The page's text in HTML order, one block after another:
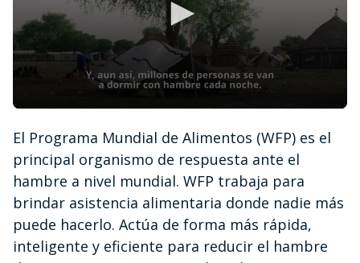
of
minute,
12
seconds
El Programa Mundial de Alimentos (WFP) es el
principal organismo de respuesta ante el
hambre a nivel mundial. WFP trabaja para
brindar asistencia alimentaria donde nadie más
puede hacerlo. Actúa de forma más rápida,
inteligente y eficiente para reducir el hambre